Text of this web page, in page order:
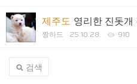
제주도 영리한 진돗
짱하드 25.10.28. 910
검색